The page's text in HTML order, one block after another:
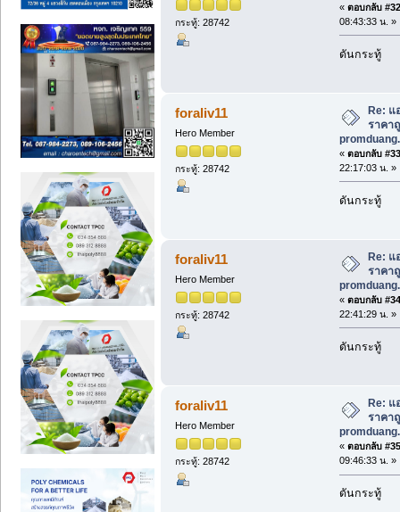
กระทู้: 28742
« ตอบกลับ
08:43:33 น. »
ดันกระทู้
foraliv11
Hero Member
กระทู้: 28742
Re: แ
ราคา
« ตอบกลับ
22:17:03 น. »
ดันกระทู้
foraliv11
Hero Member
กระทู้: 28742
Re:
ราคา
« ตอบกลับ
22:41:29 น. »
ดันกระทู้
foraliv11
Hero Member
กระทู้: 28742
Re:
ราคา
« ตอบกลับ
09:46:33 น. »
ดันกระทู้